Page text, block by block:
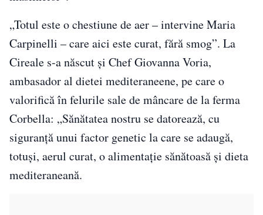
„Totul este o chestiune de aer – intervine Maria
Carpinelli – care aici este curat, fără smog”. La
Cireale s-a născut și Chef Giovanna Voria,
ambasador al dietei mediteraneene, pe care o
valorifică în felurile sale de mâncare de la ferma
Corbella: „Sănătatea nostru se datorează, cu
siguranță unui factor genetic la care se adaugă,
totuși, aerul curat, o alimentație sănătoasă și dieta
mediteraneană.